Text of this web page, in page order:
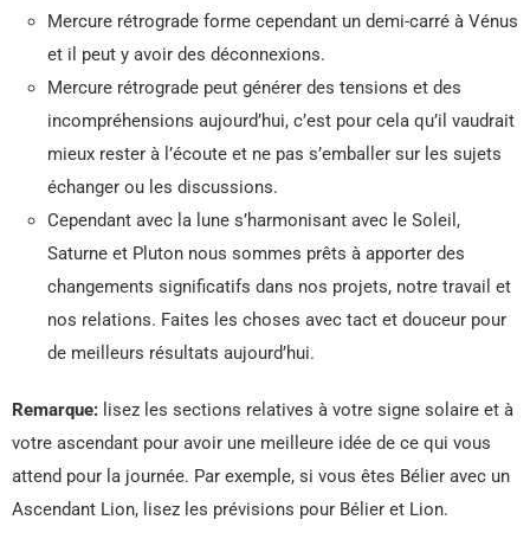
Mercure rétrograde forme cependant un demi-carré à Vénus
et il peut y avoir des déconnexions.
Mercure rétrograde peut générer des tensions et des
incompréhensions aujourd’hui, c’est pour cela qu’il vaudrait
mieux rester à l’écoute et ne pas s’emballer sur les sujets
échanger ou les discussions.
Cependant avec la lune s’harmonisant avec le Soleil,
Saturne et Pluton nous sommes prêts à apporter des
changements significatifs dans nos projets, notre travail et
nos relations. Faites les choses avec tact et douceur pour
de meilleurs résultats aujourd’hui.
Remarque: lisez les sections relatives à votre signe solaire et à
votre ascendant pour avoir une meilleure idée de ce qui vous
attend pour la journée. Par exemple, si vous êtes Bélier avec un
Ascendant Lion, lisez les prévisions pour Bélier et Lion.